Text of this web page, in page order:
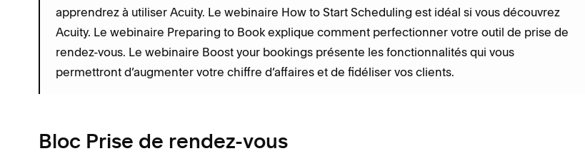
apprendrez à utiliser Acuity. Le webinaire How to Start Scheduling est idéal si vous découvrez
Acuity. Le webinaire Preparing to Book explique comment perfectionner votre outil de prise de
rendez-vous. Le webinaire Boost your bookings présente les fonctionnalités qui vous
permettront d’augmenter votre chiffre d’affaires et de fidéliser vos clients.
Bloc Prise de rendez-vous